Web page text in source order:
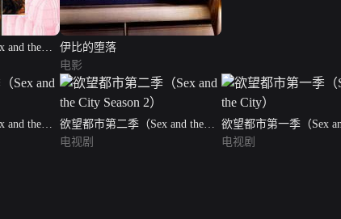
and the
伊比的堕落
电影
and the
欲望都市第二季（Sex and the
City Season 2）
电视剧
欲望都市第一季（Sex
City）
电视剧